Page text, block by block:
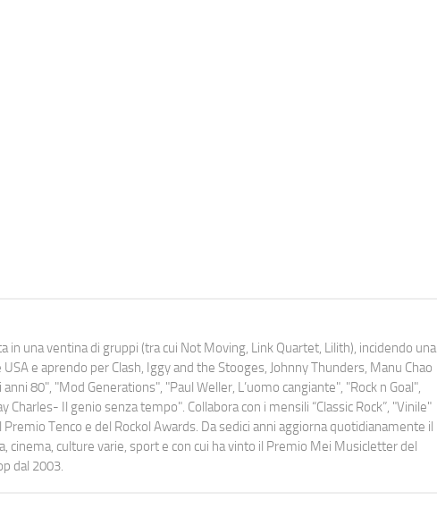
una ventina di gruppi (tra cui Not Moving, Link Quartet, Lilith), incidendo una
e aprendo per Clash, Iggy and the Stooges, Johnny Thunders, Manu Chao
80", "Mod Generations", "Paul Weller, L’uomo cangiante", "Rock n Goal",
Charles- Il genio senza tempo". Collabora con i mensili “Classic Rock”, "Vinile"
Tenco e del Rockol Awards. Da sedici anni aggiorna quotidianamente il
culture varie, sport e con cui ha vinto il Premio Mei Musicletter del
dal 2003.